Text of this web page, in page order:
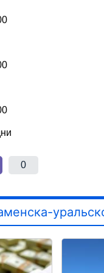
0